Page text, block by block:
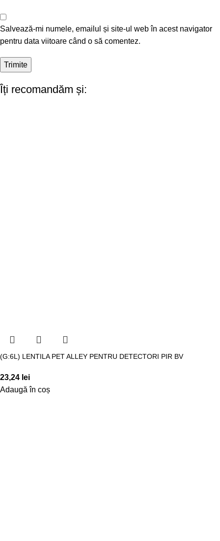
Salvează-mi numele, emailul și site-ul web în acest navigator
pentru data viitoare când o să comentez.
Îți recomandăm și:
(G:6L) LENTILA PET ALLEY PENTRU DETECTORI PIR BV
23,24 lei
Adaugă în coș